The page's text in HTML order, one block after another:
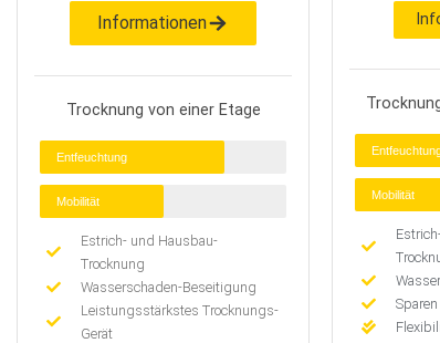
Informationen
Trocknung von einer Etage
Entfeuchtung
Mobilität
Estrich- und Hausbau-
Trocknung
Wasserschaden-Beseitigung
Leistungsstärkstes Trocknungs-
Gerät
Mobilität